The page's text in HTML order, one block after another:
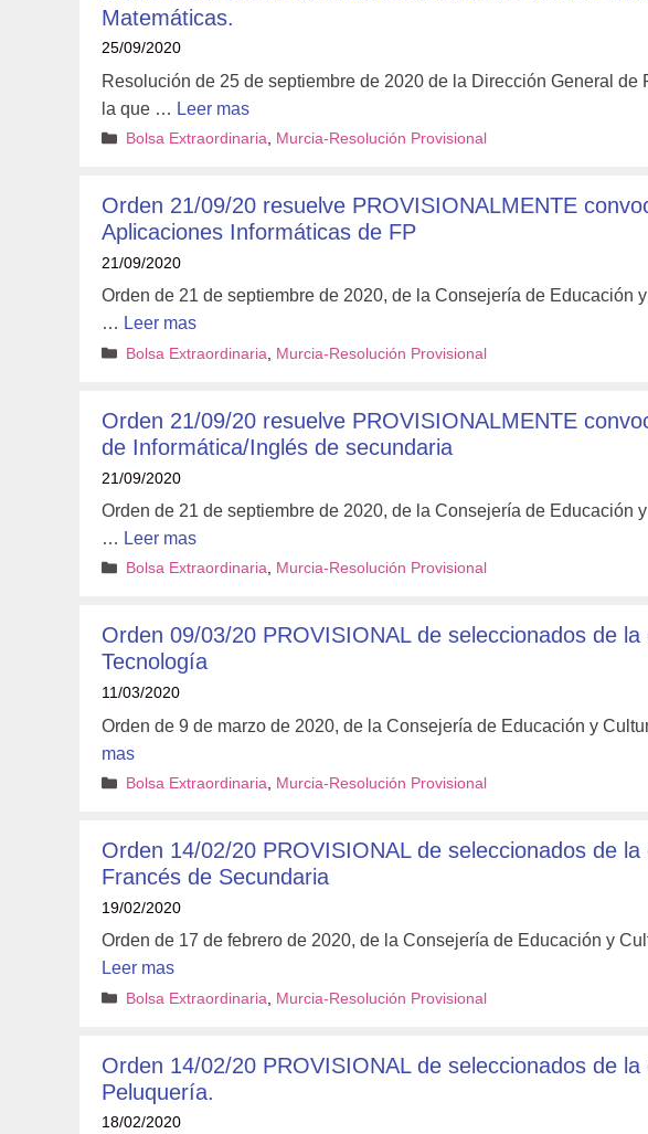
Matemáticas.
25/09/2020
Resolución de 25 de septiembre de 2020 de la Dirección General
la que … Leer mas
Categorías
Bolsa Extraordinaria, Murcia-Resolución Provisional
Orden 21/09/20 resuelve PROVISIONALMENTE
Aplicaciones Informáticas de FP
21/09/2020
Orden de 21 de septiembre de 2020, de la Consejería de Educación
… Leer mas
Categorías
Bolsa Extraordinaria Murcia-Resolución Provisional
Orden 21/09/20 resuelve PROVISIONALMENTE
de Informática/Inglés de secundaria
21/09/2020
Orden de 21 de septiembre de 2020, de la Consejería de Educación
… Leer mas
Categorías
Bolsa Extraordinaria, Murcia-Resolución Provisional
Orden 09/03/20 PROVISIONAL de seleccionados de
Tecnología
11/03/2020
Orden de 9 de marzo de 2020, de la Consejería de Educación y
mas
Categorías
Bolsa Extraordinaria, Murcia-Resolución Provisional
Orden 14/02/20 PROVISIONAL de seleccionados de
Francés de Secundaria
19/02/2020
Orden de 17 de febrero de 2020, de la Consejería de Educación y
Leer mas
Categorías
Bolsa Extraordinaria Murcia-Resolución Provisional
Orden 14/02/20 PROVISIONAL de seleccionados de
Peluquería.
18/02/2020